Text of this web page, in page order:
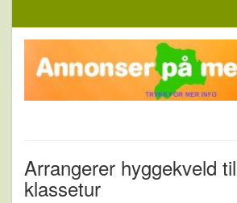
Arrangerer hyggekveld
klassetur